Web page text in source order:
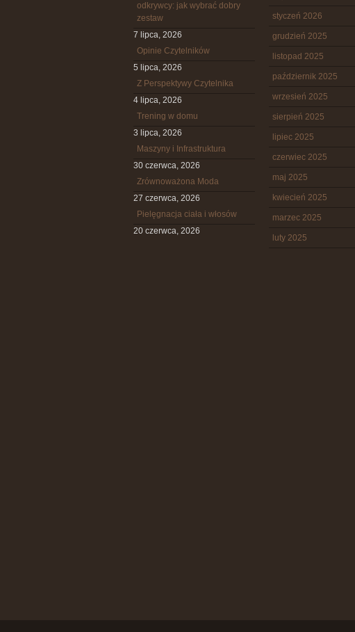
odkrywcy: jak wybrać dobry
zestaw
7 lipca, 2026
Opinie Czytelników
5 lipca, 2026
Z Perspektywy Czytelnika
4 lipca, 2026
Trening w domu
3 lipca, 2026
Maszyny i Infrastruktura
30 czerwca, 2026
Zrównoważona Moda
27 czerwca, 2026
Pielęgnacja ciała i włosów
20 czerwca, 2026
styczeń 2026
grudzień 2025
listopad 2025
październik 2025
wrzesień 2025
sierpień 2025
lipiec 2025
czerwiec 2025
maj 2025
kwiecień 2025
marzec 2025
luty 2025